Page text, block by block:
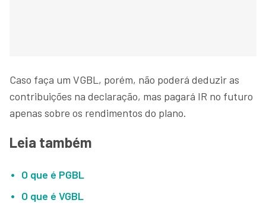
Caso faça um VGBL, porém, não poderá deduzir as
contribuições na declaração, mas pagará IR no futuro
apenas sobre os rendimentos do plano.
Leia também
O que é PGBL
O que é VGBL